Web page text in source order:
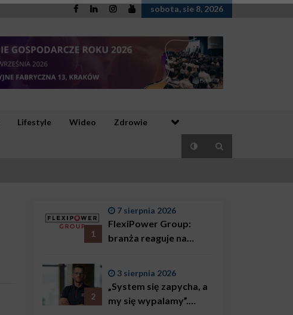
sobota, sie 8, 2026
Lifestyle Wideo Zdrowie
1
7 sierpnia 2026
FlexiPower Group:
branża reaguje na
2
3 sierpnia 2026
„System się zapycha, a
my się wypalamy”.